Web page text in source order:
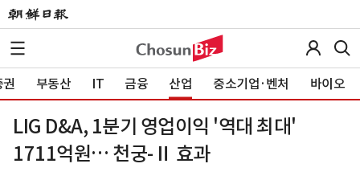
부동산 IT 금융 산업 중소기업·벤처 바이오
LIG D&A, 1분기 영업이익 '역대 최대'
1711억원… 천궁-Ⅱ 효과